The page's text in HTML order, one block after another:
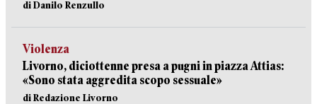
di Danilo Renzullo
Violenza
Livorno, diciottenne presa a pugni in piazza Attias:
«Sono stata aggredita scopo sessuale»
di Redazione Livorno